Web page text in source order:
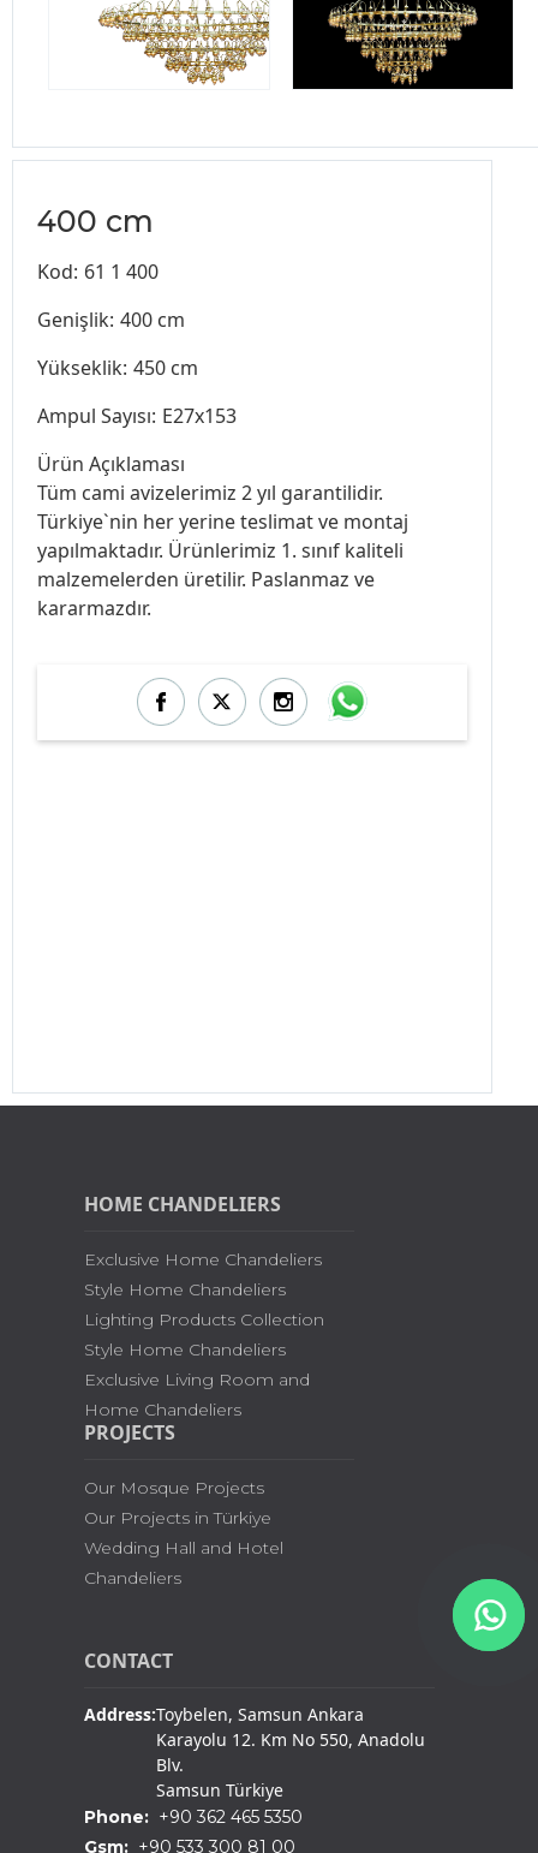
400 cm
Kod: 61 1 400
Genişlik: 400 cm
Yükseklik: 450 cm
Ampul Sayısı: E27x153
Ürün Açıklaması
Tüm cami avizelerimiz 2 yıl garantilidir.
Türkiye`nin her yerine teslimat ve montaj
yapılmaktadır. Ürünlerimiz 1. sınıf kaliteli
malzemelerden üretilir. Paslanmaz ve
kararmazdır.
HOME CHANDELIERS
Exclusive Home Chandeliers
Style Home Chandeliers
Lighting Products Collection
Style Home Chandeliers
Exclusive Living Room and
Home Chandeliers
PROJECTS
Our Mosque Projects
Our Projects in Türkiye
Wedding Hall and Hotel
Chandeliers
CONTACT
Address:Toybelen, Samsun Ankara
Karayolu 12. Km No 550, Anadolu
Blv.
Samsun Türkiye
Phone: +90 362 465 5350
Gsm: +90 533 300 81 00